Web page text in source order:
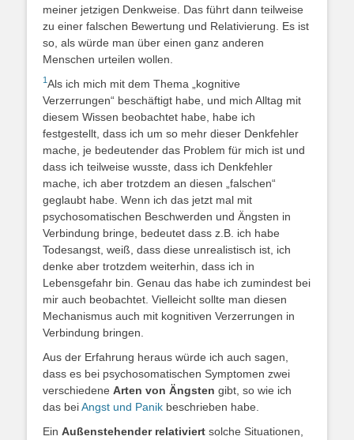
meiner jetzigen Denkweise. Das führt dann teilweise
zu einer falschen Bewertung und Relativierung. Es ist
so, als würde man über einen ganz anderen
Menschen urteilen wollen.
1Als ich mich mit dem Thema „kognitive
Verzerrungen“ beschäftigt habe, und mich Alltag mit
diesem Wissen beobachtet habe, habe ich
festgestellt, dass ich um so mehr dieser Denkfehler
mache, je bedeutender das Problem für mich ist und
dass ich teilweise wusste, dass ich Denkfehler
mache, ich aber trotzdem an diesen „falschen“
geglaubt habe. Wenn ich das jetzt mal mit
psychosomatischen Beschwerden und Ängsten in
Verbindung bringe, bedeutet dass z.B. ich habe
Todesangst, weiß, dass diese unrealistisch ist, ich
denke aber trotzdem weiterhin, dass ich in
Lebensgefahr bin. Genau das habe ich zumindest bei
mir auch beobachtet. Vielleicht sollte man diesen
Mechanismus auch mit kognitiven Verzerrungen in
Verbindung bringen.
Aus der Erfahrung heraus würde ich auch sagen,
dass es bei psychosomatischen Symptomen zwei
verschiedene Arten von Ängsten gibt, so wie ich
das beiAngst und Panik beschrieben habe.
Ein Außenstehender relativiert solche Situationen,